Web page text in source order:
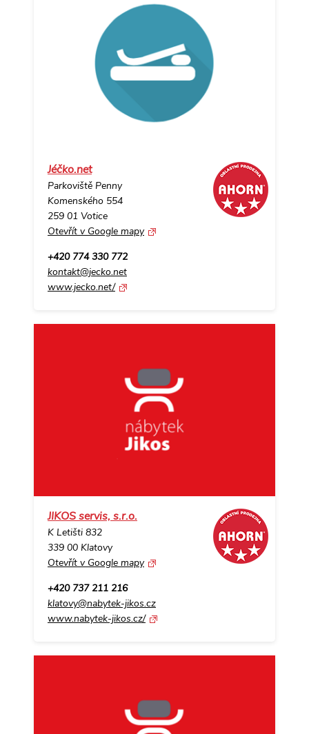
Jéčko.net
Parkoviště Penny
Komenského 554
259 01 Votice
Otevřít v Google mapy
+420 774 330 772
kontakt@jecko.net
www.jecko.net/
JIKOS servis, s.r.o.
K Letišti 832
339 00 Klatovy
Otevřít v Google mapy
+420 737 211 216
klatovy@nabytek-jikos.cz
www.nabytek-jikos.cz/